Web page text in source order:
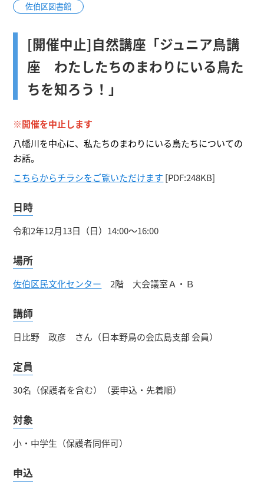
佐伯区図書館
[開催中止]自然講座「ジュニア鳥講
座 わたしたちのまわりにいる鳥た
ちを知ろう！」
※開催を中止します
八幡川を中心に、私たちのまわりにいる鳥たちについての
お話。
こちらからチラシをご覧いただけます [PDF:248KB]
日時
令和2年12月13日（日）14:00～16:00
場所
佐伯区民文化センター 2階 大会議室Ａ・Ｂ
講師
日比野 政彦 さん（日本野鳥の会広島支部 会員）
定員
30名（保護者を含む）（要申込・先着順）
対象
小・中学生（保護者同伴可）
申込